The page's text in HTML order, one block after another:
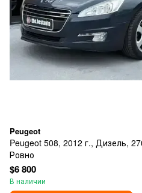
Peugeot
Peugeot 508, 2012 г., Дизель,
Ровно
$6 800
В наличии